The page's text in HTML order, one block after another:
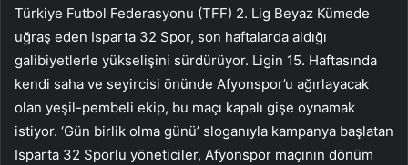
Türkiye Futbol Federasyonu (TFF) 2. Lig Beyaz Kümede
uğraş eden Isparta 32 Spor, son haftalarda aldığı
galibiyetlerle yükselişini sürdürüyor. Ligin 15. Haftasında
kendi saha ve seyircisi önünde Afyonspor’u ağırlayacak
olan yeşil-pembeli ekip, bu maçı kapalı gişe oynamak
istiyor. ‘Gün birlik olma günü’ sloganıyla kampanya başlatan
Isparta 32 Sporlu yöneticiler, Afyonspor maçının dönüm